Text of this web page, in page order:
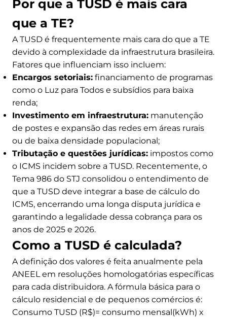
Por que a TUSD é mais cara
que a TE?
A TUSD é frequentemente mais cara do que a TE
devido à complexidade da infraestrutura brasileira.
Fatores que influenciam isso incluem:
Encargos setoriais: financiamento de programas
como o Luz para Todos e subsídios para baixa
renda;
Investimento em infraestrutura: manutenção
de postes e expansão das redes em áreas rurais
ou de baixa densidade populacional;
Tributação e questões jurídicas: impostos como
o ICMS incidem sobre a TUSD. Recentemente, o
Tema 986 do STJ consolidou o entendimento de
que a TUSD deve integrar a base de cálculo do
ICMS, encerrando uma longa disputa jurídica e
garantindo a legalidade dessa cobrança para os
anos de 2025 e 2026.
Como a TUSD é calculada?
A definição dos valores é feita anualmente pela
ANEEL em resoluções homologatórias específicas
para cada distribuidora. A fórmula básica para o
cálculo residencial e de pequenos comércios é:
Consumo TUSD (R$)= consumo mensal(kWh) x